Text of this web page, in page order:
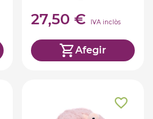
27,50 € IVA inclòs
Afegir